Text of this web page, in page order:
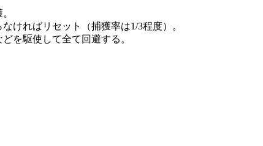
ければリセット（捕獲率は1/3程度）。
を駆使して全て回避する。